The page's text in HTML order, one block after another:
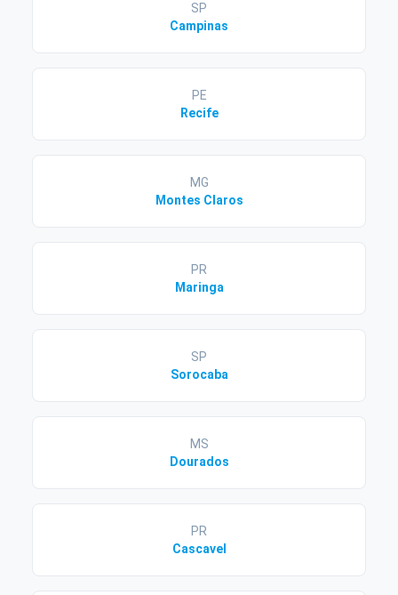
SP
Campinas
PE
Recife
MG
Montes Claros
PR
Maringa
SP
Sorocaba
MS
Dourados
PR
Cascavel